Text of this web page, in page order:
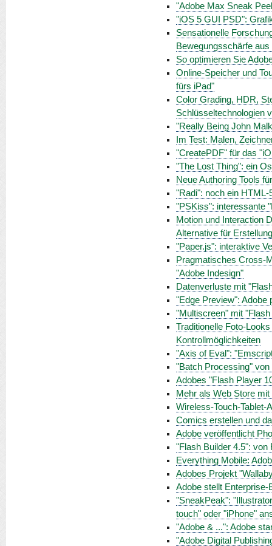
"Adobe Max Sneak
"iOS 5 GUI PSD":
Sensationelle
Bewegungsschärfe
So optimieren Sie
Online-Speicher und
fürs iPad"
Color Grading, HDR,
Schlüsseltechnologien
"Really Being John
Im Test: Malen,
"CreatePDF" für das
"The Lost Thing": ein
Neue Authoring Tools
"Radi": noch ein HTML-
"PSKiss": interessante
Motion und Interaction
Alternative für
"Paper.js": interaktive
Pragmatisches Cross-
"Adobe Indesign"
Datenverluste mit
"Edge Preview": Adobe
"Multiscreen" mit
Traditionelle Foto-
Kontrollmöglichkeiten
"Axis of Eval":
"Batch Processing"
Adobes "Flash Player
Mehr als Web Store
Wireless-Touch-Tablet-
Comics erstellen und
Adobe veröffentlicht
"Flash Builder 4.5": von
Everything Mobile:
Adobes Projekt
Adobe stellt Enterprise-
"SneakPeak":
touch" oder "iPhone"
"Adobe & ...": Adobe
"Adobe Digital